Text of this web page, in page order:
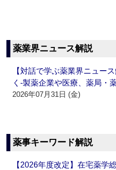
薬業界ニュース解説
【対話で学ぶ薬業界ニュー
く‐製薬企業や医療、薬局・
2026年07月31日 (金)
薬事キーワード解説
【2026年度改定】在宅薬学